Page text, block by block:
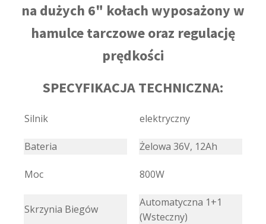
na dużych 6" kołach wyposażony w
hamulce tarczowe oraz regulację
prędkości
SPECYFIKACJA TECHNICZNA:
Silnik elektryczny
Bateria Żelowa 36V, 12Ah
Moc 800W
Skrzynia Biegów
Automatyczna 1+1
(Wsteczny)